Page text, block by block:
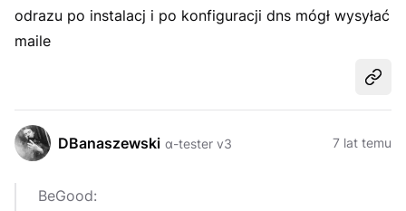
odrazu po instalacj i po konfiguracji dns mógł wysyłać
maile
DBanaszewski α-tester v3 7 lat temu
BeGood: